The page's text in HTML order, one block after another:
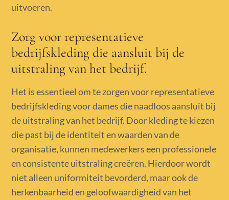
uitvoeren.
Zorg voor representatieve
bedrijfskleding die aansluit bij de
uitstraling van het bedrijf.
Het is essentieel om te zorgen voor representatieve
bedrijfskleding voor dames die naadloos aansluit bij
de uitstraling van het bedrijf. Door kleding te kiezen
die past bij de identiteit en waarden van de
organisatie, kunnen medewerkers een professionele
en consistente uitstraling creëren. Hierdoor wordt
niet alleen uniformiteit bevorderd, maar ook de
herkenbaarheid en geloofwaardigheid van het